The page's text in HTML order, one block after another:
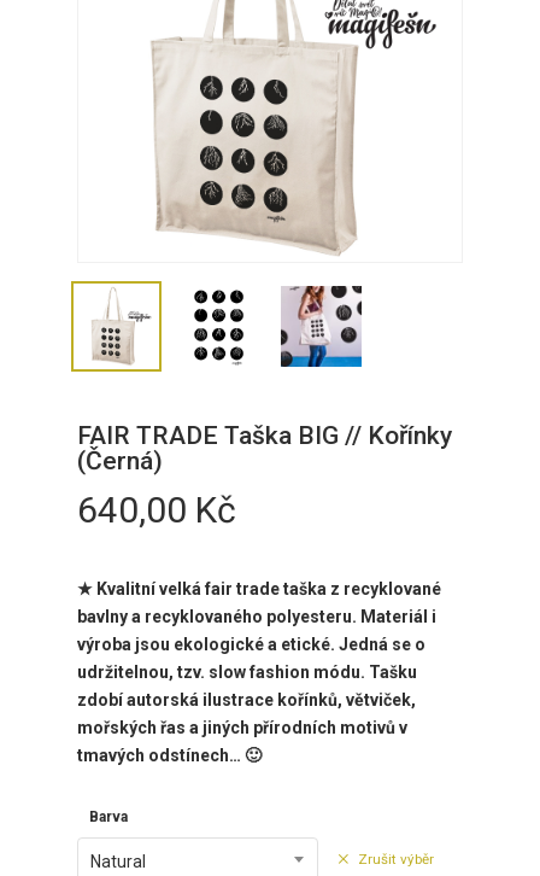
FAIR TRADE Taška BIG // Kořínky
(Černá)
640,00 Kč
★ Kvalitní velká fair trade taška z recyklované
bavlny a recyklovaného polyesteru. Materiál i
výroba jsou ekologické a etické. Jedná se o
udržitelnou, tzv. slow fashion módu. Tašku
zdobí autorská ilustrace kořínků, větviček,
mořských řas a jiných přírodních motivů v
tmavých odstínech… 🙂
Barva
Natural Zrušit výběr